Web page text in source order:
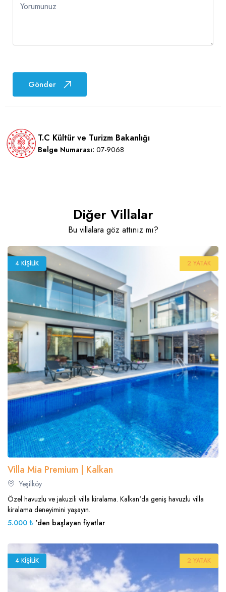
Yorumunuz
Gönder
T.C Kültür ve Turizm Bakanlığı
Belge Numarası: 07-9068
Diğer Villalar
Bu villalara göz attınız mı?
4 KIŞILIK 2 YATAK
Villa Mia Premium | Kalkan
Yeşilköy
Özel havuzlu ve jakuzili villa kiralama. Kalkan'da geniş havuzlu villa
kiralama deneyimini yaşayın.
5.000 ₺ 'den başlayan fiyatlar
4 KIŞILIK 2 YATAK